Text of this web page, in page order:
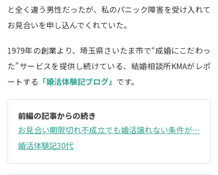
と全く違う男性だったが、私のパニック障害を受け入れて
お見合いを申し込んでくれていた。
1979年の創業より、埼玉県さいたま市で“成婚にこだわっ
た”サービスを提供し続けている、結婚相談所KMAがレポ
ートする 「婚活体験記ブログ」 です。
前編の記事からの続き
お見合い期限切れ不成立でも婚活譲れない条件が…
婚活体験記30代